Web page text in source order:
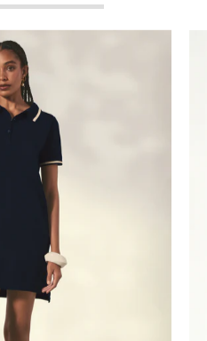
MARINHO
slideshow